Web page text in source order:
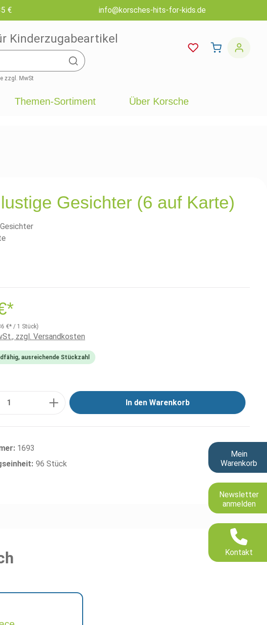
€ info@korsches-hits-for-kids.de
Kinderzugabeartikel
zzgl. MwSt
Themen-Sortiment Über Korsche
Gesichter (6 auf Karte)
€* / 1 Stück)
zzgl. Versandkosten
ausreichende Stückzahl
1 In den Warenkorb
1693
96 Stück
Mein
Warenkorb
Newsletter
anmelden
Kontakt